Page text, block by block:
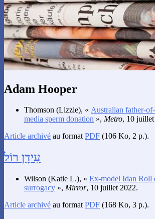
Adam Hooper
Thomson (Lizzie), « Australian father-
media sperm donation », Metro, 10
Article archivé au formatPDF (106 Ko, 2 p.).
עִידָן רוֹל
Wilson (Katie L.), « Ex-model Idan Roll
surrogacy », Mirror, 10 juillet 2022.
Article archivé au format PDF (168 Ko, 3 p.).